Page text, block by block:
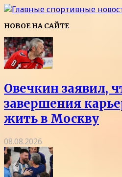
НОВОЕ НА САЙТЕ
Овечкин заявил,
завершения
жить в Москву
08.08.2026